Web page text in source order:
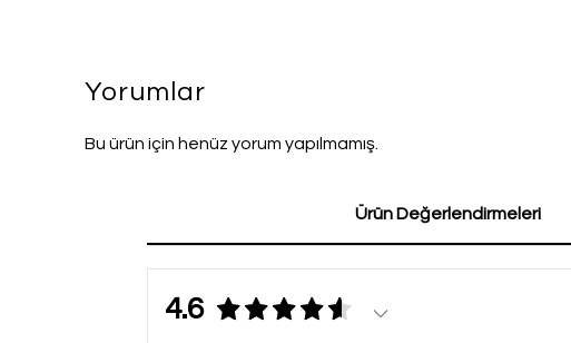
Yorumlar
Bu ürün için henüz yorum yapılmamış.
Ürün Değerlendirmeleri
4.6